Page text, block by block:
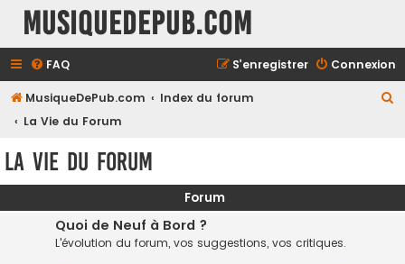
MusiqueDePub.com
FAQ Connexion
S’enregistrer
MusiqueDePub.com
Index du forum
La Vie du Forum
r
La Vie du Forum
Forum
Quoi de Neuf à Bord ?
L'évolution du forum, vos suggestions, vos critiques.